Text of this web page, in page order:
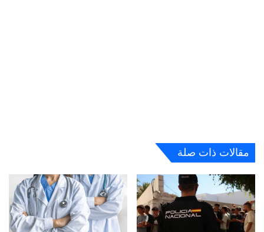
مقالات ذات صلة